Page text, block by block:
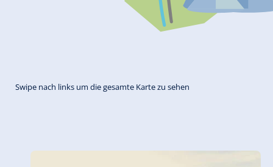
Swipe nach links um die gesamte Karte zu sehen